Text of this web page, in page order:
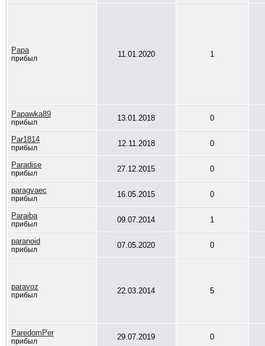
Papa
прибыл 11.01.2020 1
Papawka89
прибыл 13.01.2018 0
Par1814
прибыл 12.11.2018 0
Paradise
прибыл 27.12.2015 0
paragvaec
прибыл 16.05.2015 0
Paraiba
прибыл 09.07.2014 1
paranoid
прибыл 07.05.2020 0
paravoz
прибыл 22.03.2014 5
ParedomPer
прибыл 29.07.2019 0